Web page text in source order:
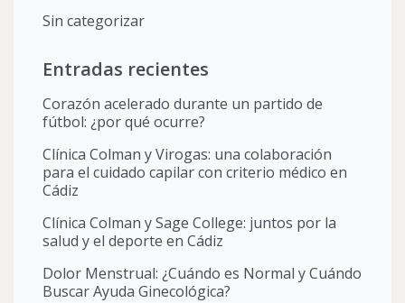
Sin categorizar
Entradas recientes
Corazón acelerado durante un partido de
fútbol: ¿por qué ocurre?
Clínica Colman y Virogas: una colaboración
para el cuidado capilar con criterio médico en
Cádiz
Clínica Colman y Sage College: juntos por la
salud y el deporte en Cádiz
Dolor Menstrual: ¿Cuándo es Normal y Cuándo
Buscar Ayuda Ginecológica?